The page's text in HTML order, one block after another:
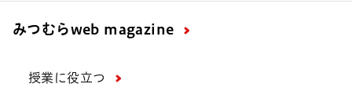
みつむらweb magazine
授業に役立つ